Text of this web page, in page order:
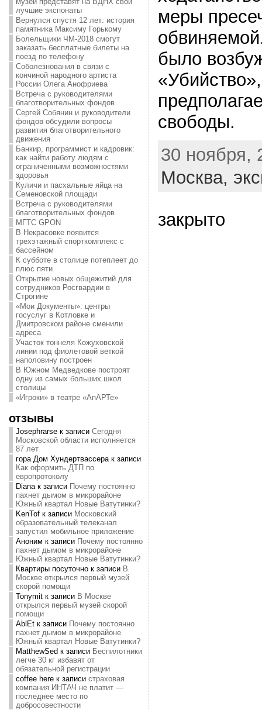
лучшие экспонаты
Вернулся спустя 12 лет: история
памятника Максиму Горькому
Болельщики ЧМ-2018 смогут
заказать бесплатные билеты на
поезд по телефону
Соболезнования в связи с
кончиной народного артиста
России Олега Анофриева
Встреча с руководителями
благотворительных фондов
Сергей Собянин и руководители
фондов обсудили вопросы
развития благотворительного
движения
Банкир, программист и кадровик:
как найти работу людям с
ограниченными возможностями
здоровья
Куличи и пасхальные яйца на
Семеновской площади
Встреча с руководителями
благотворительных фондов
МГТС GPON
В Некрасовке появится
трехэтажный спорткомплекс с
бассейном
К субботе в столице потеплеет до
плюс пяти
Открытие новых общежитий для
сотрудников Росгвардии в
Строгине
«Мои Документы»: центры
госуслуг в Котловке и
Дмитровском районе сменили
адреса
Участок тоннеля Кожуховской
линии под фиолетовой веткой
наполовину построен
В Южном Медведкове построят
одну из самых больших школ
столицы
«Игроки» в театре «АпАРТе»
отзывы
Josephrarseк записи Сегодня
Московской области исполняется
87 лет
гора Дом Хундертвассерак записи
Как оформить ДТП по
европротоколу
Dianaк записи Почему постоянно
пахнет дымом в микрорайоне
Южный квартал Новые Ватутинки?
KenTofк записи Московский
образовательный телеканал
запустил мобильное приложение
Аноним к записи Почему постоянно
пахнет дымом в микрорайоне
Южный квартал Новые Ватутинки?
Квартиры посуточнок записи В
Москве открылся первый музей
скорой помощи
Tonymitк записи В Москве
открылся первый музей скорой
помощи
AblEtк записи Почему постоянно
пахнет дымом в микрорайоне
Южный квартал Новые Ватутинки?
MatthewSed к записи Беспилотники
легче 30 кг избавят от
обязательной регистрации
coffee hereк записи страховая
компания ИНТАЧ не платит —
последнее место по
добросовестности
меры
было
свободы.
30 ноября,
Москва,
закрыто